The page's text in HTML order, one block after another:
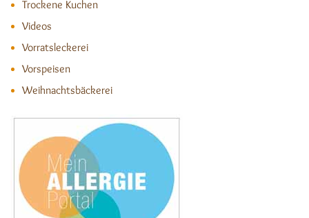
Trockene Kuchen
Videos
Vorratsleckerei
Vorspeisen
Weihnachtsbäckerei